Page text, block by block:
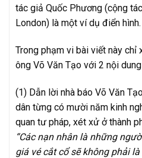
tác giả Quốc Phương (cộng
London) là một ví dụ điển hình.
Trong phạm vi bài viết này chỉ
ông Võ Văn Tạo với 2 nội
(1) Dẫn lời nhà báo Võ Văn
dân từng có mười năm kinh
quan tư pháp, xét xử ở thành
“Các nạn nhân là những
giá vé cắt cổ sẽ không phải